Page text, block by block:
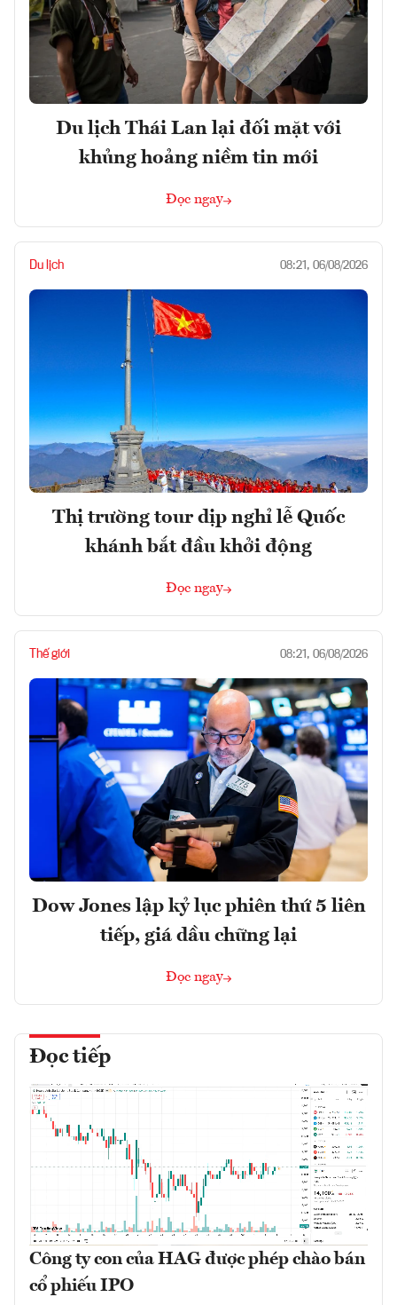
Du lịch Thái Lan lại đối mặt với
khủng hoảng niềm tin mới
Đọc ngay
Du lịch 08:21, 06/08/2026
Thị trường tour dịp nghỉ lễ Quốc
khánh bắt đầu khởi động
Đọc ngay
Thế giới 08:21, 06/08/2026
Dow Jones lập kỷ lục phiên thứ 5 liên
tiếp, giá dầu chững lại
Đọc ngay
Đọc tiếp
Công ty con của HAG được phép chào bán
cổ phiếu IPO